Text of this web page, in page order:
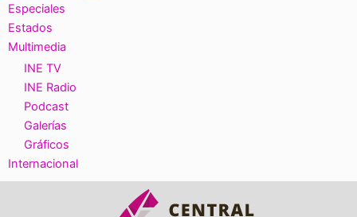
Especiales
Estados
Multimedia
INE TV
INE Radio
Podcast
Galerías
Gráficos
Internacional